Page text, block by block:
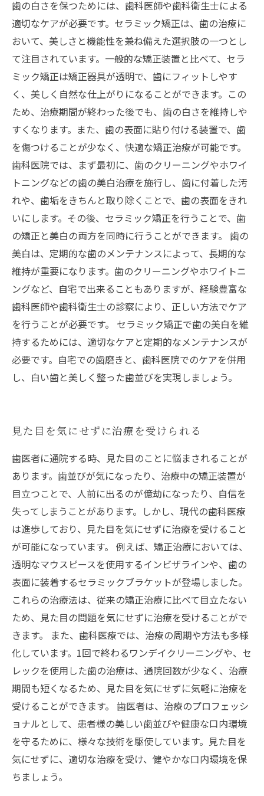
歯の白さを保つためには、歯科医師や歯科衛生士による
適切なケアが必要です。セラミック矯正は、歯の治療に
おいて、美しさと機能性を兼ね備えた選択肢の一つとし
て注目されています。一般的な矯正装置と比べて、セラ
ミック矯正は矯正器具が透明で、歯にフィットしやす
く、美しく自然な仕上がりになることができます。この
ため、治療期間が終わった後でも、歯の白さを維持しや
すくなります。また、歯の表面に貼り付ける装置で、歯
を傷つけることが少なく、快適な矯正治療が可能です。
歯科医院では、まず最初に、歯のクリーニングやホワイ
トニングなどの歯の美白治療を施行し、歯に付着した汚
れや、歯垢をきちんと取り除くことで、歯の表面をきれ
いにします。その後、セラミック矯正を行うことで、歯
の矯正と美白の両方を同時に行うことができます。 歯の
美白は、定期的な歯のメンテナンスによって、長期的な
維持が重要になります。歯のクリーニングやホワイトニ
ングなど、自宅で出来ることもありますが、経験豊富な
歯科医師や歯科衛生士の診察により、正しい方法でケア
を行うことが必要です。 セラミック矯正で歯の美白を維
持するためには、適切なケアと定期的なメンテナンスが
必要です。自宅での歯磨きと、歯科医院でのケアを併用
し、白い歯と美しく整った歯並びを実現しましょう。
見た目を気にせずに治療を受けられる
歯医者に通院する時、見た目のことに悩まされることが
あります。歯並びが気になったり、治療中の矯正装置が
目立つことで、人前に出るのが億劫になったり、自信を
失ってしまうことがあります。しかし、現代の歯科医療
は進歩しており、見た目を気にせずに治療を受けること
が可能になっています。 例えば、矯正治療においては、
透明なマウスピースを使用するインビザラインや、歯の
表面に装着するセラミックブラケットが登場しました。
これらの治療法は、従来の矯正治療に比べて目立たない
ため、見た目の問題を気にせずに治療を受けることがで
きます。 また、歯科医療では、治療の周期や方法も多様
化しています。1回で終わるワンデイクリーニングや、セ
レックを使用した歯の治療は、通院回数が少なく、治療
期間も短くなるため、見た目を気にせずに気軽に治療を
受けることができます。 歯医者は、治療のプロフェッシ
ョナルとして、患者様の美しい歯並びや健康な口内環境
を守るために、様々な技術を駆使しています。見た目を
気にせずに、適切な治療を受け、健やかな口内環境を保
ちましょう。